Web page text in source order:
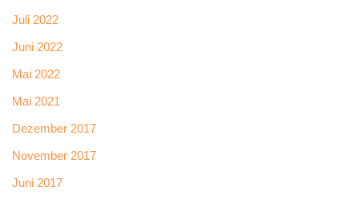
Juli 2022
Juni 2022
Mai 2022
Mai 2021
Dezember 2017
November 2017
Juni 2017